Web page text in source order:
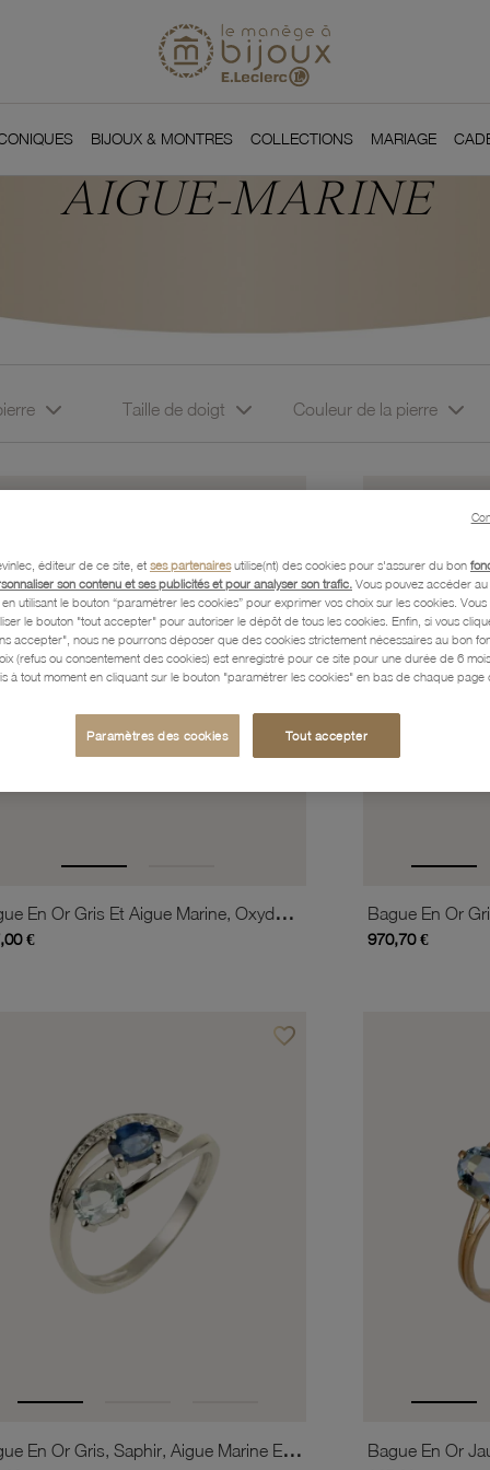
BIJOUX & MONTRES COLLECTIONS MARIAGE
AIGUE-MARINE
Taille de doigt Couleur de la pierre
Bague En Or Gris Et Aigue Marine, Oxydes De Zirconium
€ 970,70 €
favorite_borderAjouter à vos favoris
Bague En Or Gris, Saphir, Aigue Marine Et Diamants
Bague En Or
éditeur de ce site, et ses partenairesutilise(nt) des cookies pour s'assurer du bon
son contenu et ses publicités et pour analyser son trafic. Vous pouvez accéder
utilisant le bouton “paramétrer les cookies” pour exprimer vos choix sur les cookies. Vous
le bouton "tout accepter" pour autoriser le dépôt de tous les cookies. Enfin, si vous
accepter", nous ne pourrons déposer que des cookies strictement nécessaires au bon
(refus ou consentement des cookies) est enregistré pour ce site pour une durée de 6
à tout moment en cliquant sur le bouton "paramétrer les cookies" en bas de chaque page
Paramètres des cookies Tout accepter